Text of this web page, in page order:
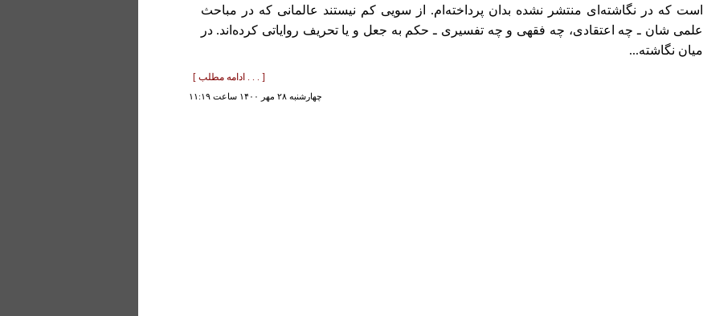
است که در نگاشته‌ای منتشر نشده بدان پرداخته‌ام. از سويی کم نيستند عالمانی که در مباحث
علمی شان ـ چه اعتقادی، چه فقهی و چه تفسيری ـ حکم به جعل و يا تحريف رواياتی کرده‌اند. در
ميان نگاشته...
[ . . . ادامه مطلب ]
چهارشنبه ۲۸ مهر ۱۴۰۰ ساعت ۱۱:۱۹